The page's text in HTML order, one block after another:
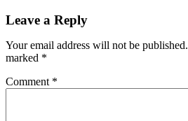
Leave a Reply
Your email address will not be published.
marked *
Comment *